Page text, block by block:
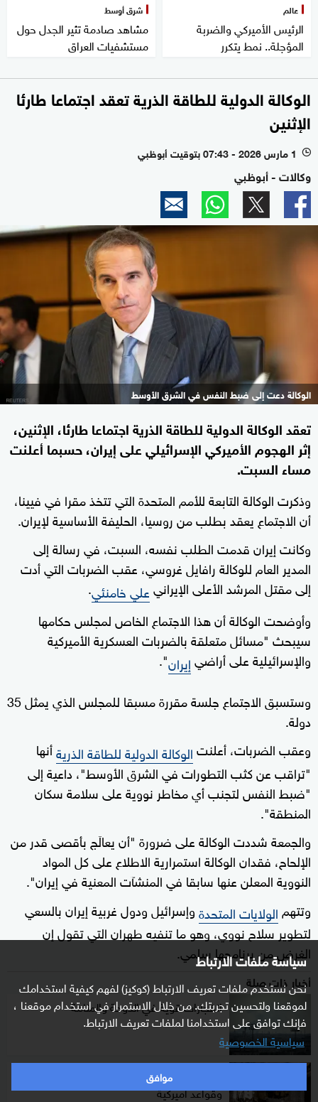
سياسة ملفات الارتباط
نحن نستخدم ملفات تعريف الارتباط (كوكيز) لفهم كيفية استخدامك
لموقعنا ولتحسين تجربتك. من خلال الاستمرار في استخدام موقعنا ،
فإنك توافق على استخدامنا لملفات تعريف الارتباط.
سياسية الخصوصية
موافق
عالم
الرئيس الأميركي والضربة
المؤجلة.. نمط يتكرر
شرق أوسط
مشاهد صادمة تثير الجدل حول
مستشفيات العراق
الوكالة الدولية للطاقة الذرية تعقد اجتماعا طارئا
الإثنين
l 1 مارس 2026 - 07:43 بتوقيت أبوظبي
وكالات - أبوظبي
الوكالة دعت إلى ضبط النفس في الشرق الأوسط
تعقد الوكالة الدولية للطاقة الذرية اجتماعا طارئا، الإثنين،
إثر الهجوم الأميركي الإسرائيلي على إيران، حسبما أعلنت
مساء السبت.
وذكرت الوكالة التابعة للأمم المتحدة التي تتخذ مقرا في فيينا،
أن الاجتماع يعقد بطلب من روسيا، الحليفة الأساسية لإيران.
وكانت إيران قدمت الطلب نفسه، السبت، في رسالة إلى
المدير العام للوكالة رافايل غروسي، عقب الضربات التي أدت
إلى مقتل المرشد الأعلى الإيرانيعلي خامنئي.
وأوضحت الوكالة أن هذا الاجتماع الخاص لمجلس حكامها
سيبحث "مسائل متعلقة بالضربات العسكرية الأميركية
والإسرائيلية على أراضيإيران".
وستسبق الاجتماع جلسة مقررة مسبقا للمجلس الذي يمثل 35
دولة.
وعقب الضربات، أعلنتالوكالة الدولية للطاقة الذريةأنها
"تراقب عن كثب التطورات في الشرق الأوسط"، داعية إلى
"ضبط النفس لتجنب أي مخاطر نووية على سلامة سكان
المنطقة".
والجمعة شددت الوكالة على ضرورة "أن يعالَج بأقصى قدر من
الإلحاح، فقدان الوكالة استمرارية الاطلاع على كل المواد
النووية المعلن عنها سابقا في المنشآت المعنية في إيران".
وتتهم الولايات المتحدةوإسرائيل ودول غربية إيران بالسعي
لتطوير سلاح نووي، وهو ما تنفيه طهران التي تقول إن
الغرض من برنامجها سلمي.
أخبار ذات صلة
انفجارات قوية في الدوحة والمنامة
إيران تعلن شن هجمات جديدة على إسرائيل
وقواعد أميركية